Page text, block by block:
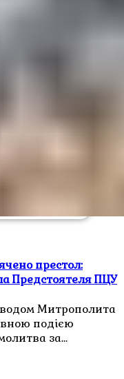
престол:
Предстоятеля ПЦУ
Митрополита
подією
за…